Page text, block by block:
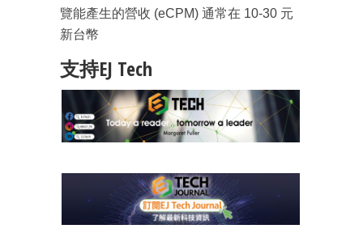
覽能產生的營收 (eCPM) 通常在 10-30 元
新台幣
支持EJ Tech